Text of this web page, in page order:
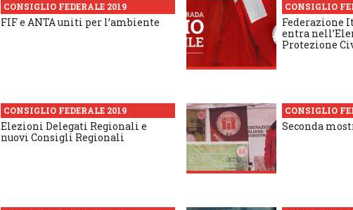
CONSIGLIO FEDERALE 2019
FIF e ANTA uniti per l’ambiente
CONSIGLIO
Federazione
entra
Protezione
CONSIGLIO FEDERALE 2019
Elezioni Delegati Regionali e
nuovi Consigli Regionali
CONSIGLIO
Seconda